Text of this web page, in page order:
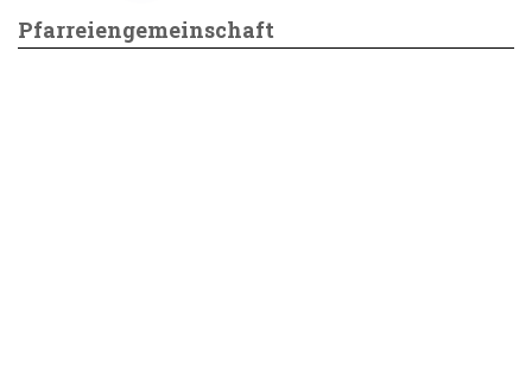
der
Pfarreiengemeinschaft